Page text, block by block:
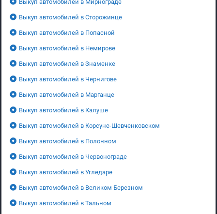
Выкуп автомобилей в Мирнограде
Выкуп автомобилей в Сторожинце
Выкуп автомобилей в Попасной
Выкуп автомобилей в Немирове
Выкуп автомобилей в Знаменке
Выкуп автомобилей в Чернигове
Выкуп автомобилей в Марганце
Выкуп автомобилей в Калуше
Выкуп автомобилей в Корсуне-Шевченковском
Выкуп автомобилей в Полонном
Выкуп автомобилей в Червонограде
Выкуп автомобилей в Угледаре
Выкуп автомобилей в Великом Березном
Выкуп автомобилей в Тальном